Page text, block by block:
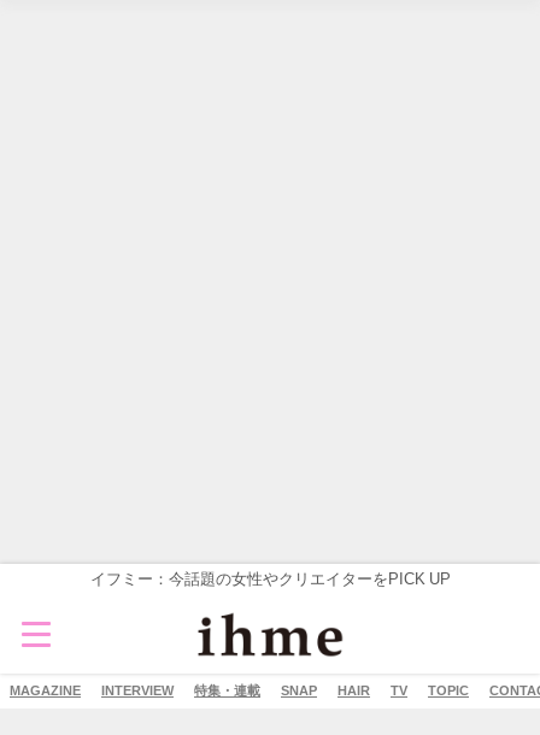
イフミー：今話題の女性やクリエイターをPICK UP
MAGAZINE INTERVIEW 特集・連載 SNAP HAIR TV TOPIC